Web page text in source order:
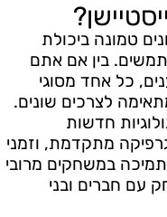
טמונה ביכולת
בין אם אתם
כל אחד מסוגי
לצרכים שונים.
חדשות
מתקדמת, וזמני
במשחקים מרובי
חברים ובני